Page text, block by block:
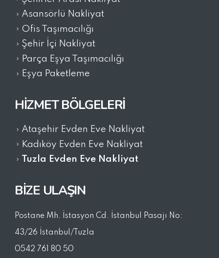
Asansörlü Nakliyat
Ofis Taşımacılığı
Şehir İçi Nakliyat
Parça Eşya Taşımacılığı
Eşya Paketleme
HIZMET BÖLGELERI
Ataşehir Evden Eve Nakliyat
Kadıköy Evden Eve Nakliyat
Tuzla Evden Eve Nakliyat
BİZE ULAŞIN
Postane Mh. İstasyon Cd. İstanbul Pasajı No:
43/26 İstanbul/Tuzla
0542 761 80 50